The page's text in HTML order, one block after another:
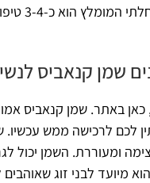
המינון
שמן קנאביס
באתר. שמן קנאביס
לכם לרכישה ממש עכשיו.
ומעוררת. השמן יכול
מיועד לבני זוג